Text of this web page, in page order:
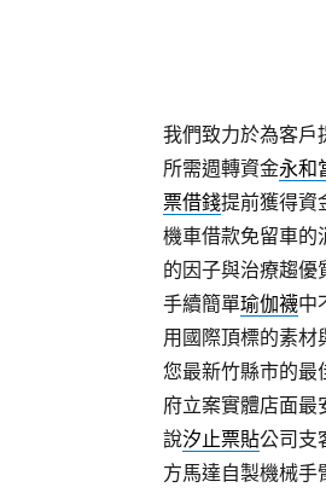
我們致力於為客戶
所需週轉資金永和
票借錢提前獲得資
機車借款免留車的
的因子與治療趨優
手續簡單瑜伽襪中
用國際頂標的素材
您最新竹縣市的最
府立案實體店面最
說汐止票貼公司支
方馬達自製機械手